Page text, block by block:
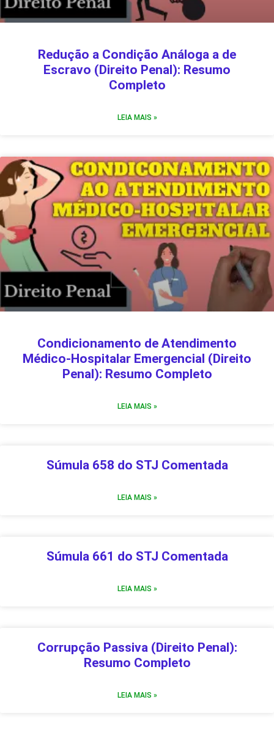
Redução a Condição Análoga a de
Escravo (Direito Penal): Resumo
Completo
LEIA MAIS »
Condicionamento de Atendimento
Médico-Hospitalar Emergencial (Direito
Penal): Resumo Completo
LEIA MAIS »
Súmula 658 do STJ Comentada
LEIA MAIS »
Súmula 661 do STJ Comentada
LEIA MAIS »
Corrupção Passiva (Direito Penal):
Resumo Completo
LEIA MAIS »